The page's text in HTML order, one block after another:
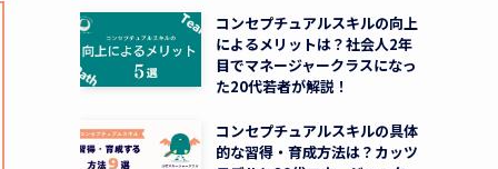
コンセプチュアルスキルの向上
によるメリットは？社会人2年
目でマネージャークラスになっ
た20代若者が解説！
コンセプチュアルスキルの具体
的な習得・育成方法は？カッツ